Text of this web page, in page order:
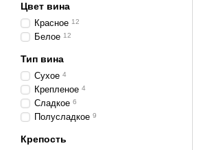
Цвет вина
Красное 12
Белое 12
Тип вина
Сухое 4
Крепленое 4
Сладкое 6
Полусладкое 9
Крепость